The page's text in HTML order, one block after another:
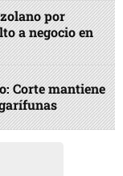
por
a negocio en
Corte mantiene